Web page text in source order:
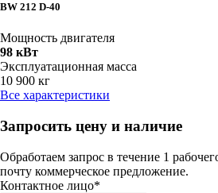
BW 212 D-40
Мощность двигателя
98 кВт
Эксплуатационная масса
10 900 кг
Все характеристики
Запросить цену и наличие
Обработаем запрос в течение 1
почту коммерческое предложение.
Контактное лицо*